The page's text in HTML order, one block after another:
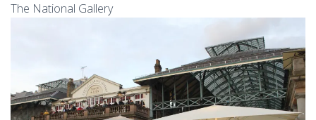
The National Gallery